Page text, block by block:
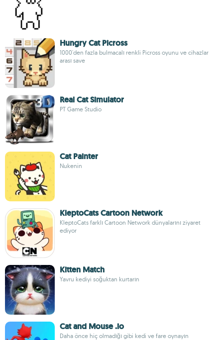
Hungry Cat Picross
1000'den fazla bulmacalı renkli Picross oyunu ve cihazlar
arası save
Real Cat Simulator
PT Game Studio
Cat Painter
Nukenin
KleptoCats Cartoon Network
KleptoCats farklı Cartoon Network dünyalarını ziyaret
ediyor
Kitten Match
Yavru kediyi soğuktan kurtarın
Cat and Mouse .io
Daha önce hiç olmadığı gibi kedi ve fare oynayın